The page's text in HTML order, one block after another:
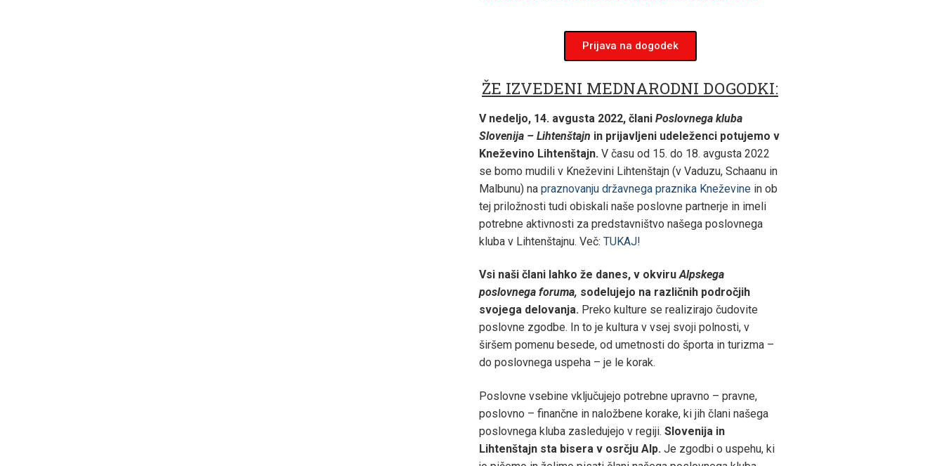
Prijava na dogodek
ŽE IZVEDENI MEDNARODNI DOGODKI:
V nedeljo, 14. avgusta 2022, člani Poslovnega kluba
Slovenija – Lihtenštajn in prijavljeni udeleženci potujemo v
Kneževino Lihtenštajn. V času od 15. do 18. avgusta 2022
se bomo mudili v Kneževini Lihtenštajn (v Vaduzu, Schaanu in
Malbunu) na praznovanju državnega praznika Kneževine in ob
tej priložnosti tudi obiskali naše poslovne partnerje in imeli
potrebne aktivnosti za predstavništvo našega poslovnega
kluba v Lihtenštajnu. Več: TUKAJ!
Vsi naši člani lahko že danes, v okviruAlpskega
poslovnega foruma, sodelujejo na različnih področjih
svojega delovanja. Preko kulture se realizirajo čudovite
poslovne zgodbe. In to je kultura v vsej svoji polnosti, v
širšem pomenu besede, od umetnosti do športa in turizma –
do poslovnega uspeha – je le korak.
Poslovne vsebine vključujejo potrebne upravno – pravne,
poslovno – finančne in naložbene korake, ki jih člani našega
poslovnega kluba zasledujejo v regiji. Slovenija in
Lihtenštajn sta bisera v osrčju Alp. Je zgodbi o uspehu, ki